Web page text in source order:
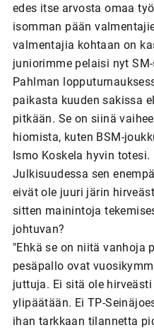
edes itse arvosta omaa
isomman pään
valmentajia kohtaan on
juniorimme pelaisi nyt
Pahlman
paikasta kuuden sakissa
pitkään. Se on siinä
hiomista, kuten BSM-
Ismo Koskela hyvin totesi.
Julkisuudessa sen
eivät ole juuri järin
sitten mainintoja
johtuvan?
"Ehkä se on niitä vanhoja
pesäpallo ovat
juttuja. Ei sitä ole
ylipäätään. Ei TP-
ihan tarkkaan tilannetta